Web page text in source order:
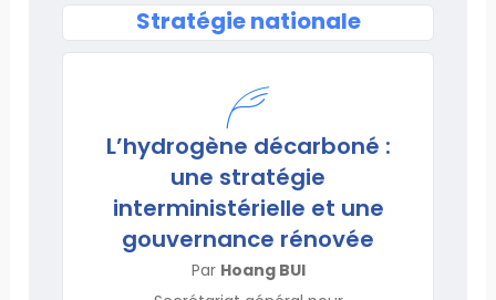
Stratégie nationale
L’hydrogène décarboné :
une stratégie
interministérielle et une
gouvernance rénovée
Par Hoang BUI